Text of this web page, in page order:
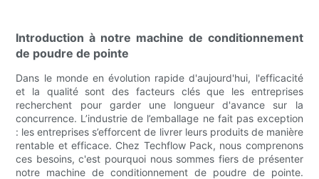
Introduction à notre machine de conditionnement
de poudre de pointe
Dans le monde en évolution rapide d'aujourd'hui, l'efficacité
et la qualité sont des facteurs clés que les entreprises
recherchent pour garder une longueur d'avance sur la
concurrence. L’industrie de l’emballage ne fait pas exception
: les entreprises s’efforcent de livrer leurs produits de manière
rentable et efficace. Chez Techflow Pack, nous comprenons
ces besoins, c'est pourquoi nous sommes fiers de présenter
notre machine de conditionnement de poudre de pointe.